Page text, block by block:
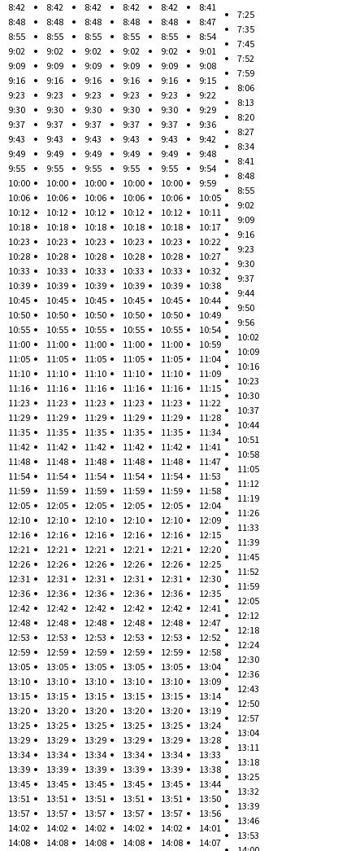
8:42
8:48
8:55
9:02
9:09
9:16
9:23
9:30
9:37
9:43
9:49
9:55
10:00
10:06
10:12
10:18
10:23
10:28
10:33
10:39
10:45
10:50
10:55
11:00
11:05
11:10
11:16
11:23
11:29
11:35
11:42
11:48
11:54
11:59
12:05
12:10
12:16
12:21
12:26
12:31
12:36
12:42
12:48
12:53
12:59
13:05
13:10
13:15
13:20
13:25
13:29
13:34
13:39
13:45
13:51
13:57
14:02
14:08
8:42
8:48
8:55
9:02
9:09
9:16
9:23
9:30
9:37
9:43
9:49
9:55
10:00
10:06
10:12
10:18
10:23
10:28
10:33
10:39
10:45
10:50
10:55
11:00
11:05
11:10
11:16
11:23
11:29
11:35
11:42
11:48
11:54
11:59
12:05
12:10
12:16
12:21
12:26
12:31
12:36
12:42
12:48
12:53
12:59
13:05
13:10
13:15
13:20
13:25
13:29
13:34
13:39
13:45
13:51
13:57
14:02
14:08
8:42
8:48
8:55
9:02
9:09
9:16
9:23
9:30
9:37
9:43
9:49
9:55
10:00
10:06
10:12
10:18
10:23
10:28
10:33
10:39
10:45
10:50
10:55
11:00
11:05
11:10
11:16
11:23
11:29
11:35
11:42
11:48
11:54
11:59
12:05
12:10
12:16
12:21
12:26
12:31
12:36
12:42
12:48
12:53
12:59
13:05
13:10
13:15
13:20
13:25
13:29
13:34
13:39
13:45
13:51
13:57
14:02
14:08
8:42
8:48
8:55
9:02
9:09
9:16
9:23
9:30
9:37
9:43
9:49
9:55
10:00
10:06
10:12
10:18
10:23
10:28
10:33
10:39
10:45
10:50
10:55
11:00
11:05
11:10
11:16
11:23
11:29
11:35
11:42
11:48
11:54
11:59
12:05
12:10
12:16
12:21
12:26
12:31
12:36
12:42
12:48
12:53
12:59
13:05
13:10
13:15
13:20
13:25
13:29
13:34
13:39
13:45
13:51
13:57
14:02
14:08
8:42
8:48
8:55
9:02
9:09
9:16
9:23
9:30
9:37
9:43
9:49
9:55
10:00
10:06
10:12
10:18
10:23
10:28
10:33
10:39
10:45
10:50
10:55
11:00
11:05
11:10
11:16
11:23
11:29
11:35
11:42
11:48
11:54
11:59
12:05
12:10
12:16
12:21
12:26
12:31
12:36
12:42
12:48
12:53
12:59
13:05
13:10
13:15
13:20
13:25
13:29
13:34
13:39
13:45
13:51
13:57
14:02
14:08
8:41
8:47
8:54
9:01
9:08
9:15
9:22
9:29
9:36
9:42
9:48
9:54
9:59
10:05
10:11
10:17
10:22
10:27
10:32
10:38
10:44
10:49
10:54
10:59
11:04
11:09
11:15
11:22
11:28
11:34
11:41
11:47
11:53
11:58
12:04
12:09
12:15
12:20
12:25
12:30
12:35
12:41
12:47
12:52
12:58
13:04
13:09
13:14
13:19
13:24
13:28
13:33
13:38
13:44
13:50
13:56
14:01
14:07
7:25
7:35
7:45
7:52
7:59
8:06
8:13
8:20
8:27
8:34
8:41
8:48
8:55
9:02
9:09
9:16
9:23
9:30
9:37
9:44
9:50
9:56
10:02
10:09
10:16
10:23
10:30
10:37
10:44
10:51
10:58
11:05
11:12
11:19
11:26
11:33
11:39
11:45
11:52
11:59
12:05
12:12
12:18
12:24
12:30
12:36
12:43
12:50
12:57
13:04
13:11
13:18
13:25
13:32
13:39
13:46
13:53